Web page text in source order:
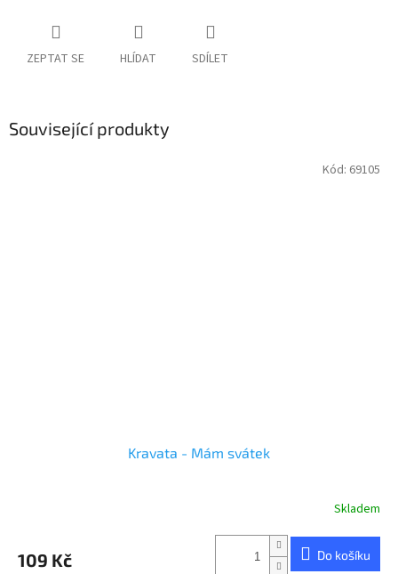
ZEPTAT SE HLÍDAT SDÍLET
Související produkty
Kravata - Mám svátek
Skladem
109 Kč Do košíku
Kód: 69105